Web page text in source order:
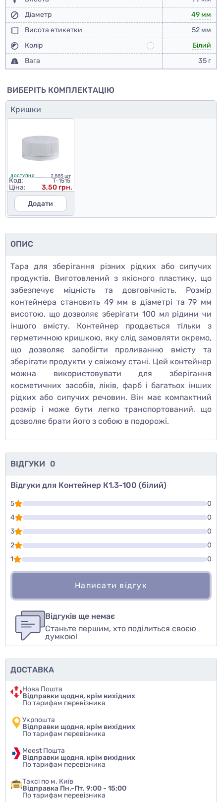
Діаметр
49 мм
Висота етикетки
52 мм
Колір
Білий
Вага
35 г
ВИБЕРІТЬ КОМПЛЕКТАЦІЮ
Кришки
ДОСТУПНО 2 885 шт
Код: T-1515
Ціна:
3,50 грн.
Додати
ОПИС
Тара для зберігання різних рідких або сипучих
продуктів. Виготовлений з якісного пластику, що
забезпечує міцність та довговічність. Розмір
контейнера становить 49 мм в діаметрі та 79 мм
висотою, що дозволяє зберігати 100 мл рідини чи
іншого вмісту. Контейнер продається тільки з
герметичною кришкою, яку слід замовляти окремо,
що дозволяє запобігти проливанню вмісту та
зберігати продукти у свіжому стані. Цей контейнер
можна використовувати для зберігання
косметичних засобів, ліків, фарб і багатьох інших
рідких або сипучих речовин. Він має компактний
розмір і може бути легко транспортований, що
дозволяє брати його з собою в подорожі.
ВІДГУКИ 0
Відгуки для Контейнер К1.3-100 (білий)
5
0
4
0
3
0
2
0
1
0
Написати відгук
авторизуйтесьили войдите
Оцінити товар
Відгуків ще немає
Станьте першим, хто поділиться своєю
думкою!
ДОСТАВКА
Нова Пошта
Відправки щодня, крім вихідних
По тарифам перевізника
Укрпошта
Відправки щодня, крім вихідних
По тарифам перевізника
Meest Пошта
Відправки щодня, крім вихідних
По тарифам перевізника
Таксі по м. Київ
Відправка Пн.-Пт. 9:00 - 15:00
По тарифам перевізника